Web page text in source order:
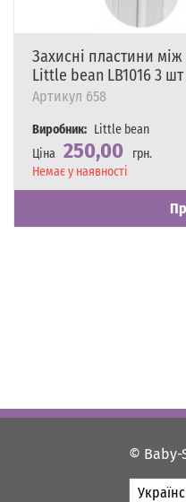
Захисні пластини
Little bean LB1016 3 шт
Артикул 658
Виробник: Little bean
Ціна 250,00
грн.
Наявність
Немає у наявності
© Baby-